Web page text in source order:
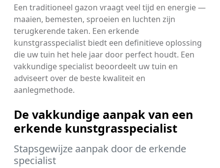
Een traditioneel gazon vraagt veel tijd en energie —
maaien, bemesten, sproeien en luchten zijn
terugkerende taken. Een erkende
kunstgrasspecialist biedt een definitieve oplossing
die uw tuin het hele jaar door perfect houdt. Een
vakkundige specialist beoordeelt uw tuin en
adviseert over de beste kwaliteit en
aanlegmethode.
De vakkundige aanpak van een
erkende kunstgrasspecialist
Stapsgewijze aanpak door de erkende
specialist